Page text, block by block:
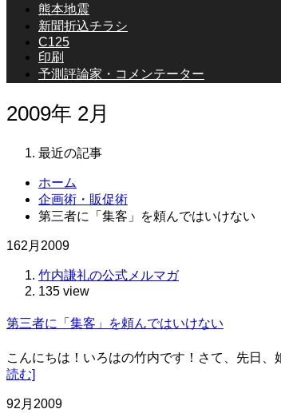
熊本地震
新聞折込チラシ
C125
印刷
予測評論家・コメンテーター
2009年 2月
最近の記事
ホーム
企画術・販促術
第三者に「集客」を頼んではいけない
162月 2009
竹内謙礼の公式メルマガ
135 view
第三者に「集客」を頼んではいけない
こんにちは！いろはの竹内です！さて、先日
読む]
92月 2009